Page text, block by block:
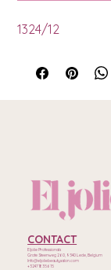
1324/12
CONTACT
Eljolie Professionals
Grote Steenweg 260, 9340 Lede, Belgium
Info@eljoliebeautysalon.com
+32471835615